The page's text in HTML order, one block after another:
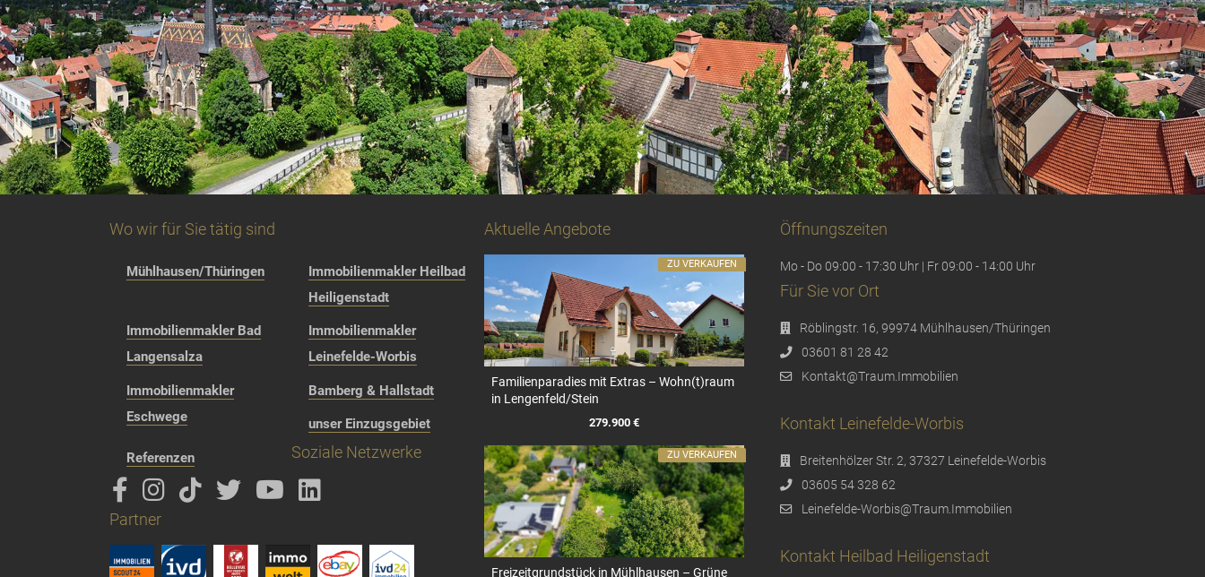
Wo wir für Sie tätig sind
Mühlhausen/Thüringen
Immobilienmakler Heilbad
Heiligenstadt
Immobilienmakler Bad
Langensalza
Immobilienmakler
Leinefelde-Worbis
Immobilienmakler
Eschwege
Bamberg & Hallstadt
unser Einzugsgebiet
Referenzen Soziale Netzwerke
Partner
Aktuelle Angebote
Familienparadies mit Extras – Wohn(t)raum
in Lengenfeld/Stein
279.900 €
ZU VERKAUFEN
Freizeitgrundstück in Mühlhausen – Grüne
ZU VERKAUFEN
Öffnungszeiten
Mo - Do 09:00 - 17:30 Uhr | Fr 09:00 - 14:00 Uhr
Für Sie vor Ort
Röblingstr. 16, 99974 Mühlhausen/Thüringen
03601 81 28 42
Kontakt@Traum.Immobilien
Kontakt Leinefelde-Worbis
Breitenhölzer Str. 2, 37327 Leinefelde-Worbis
03605 54 328 62
Leinefelde-Worbis@Traum.Immobilien
Kontakt Heilbad Heiligenstadt